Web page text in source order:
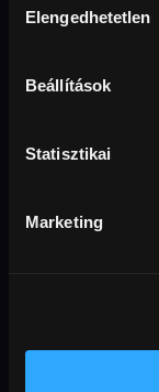
kiválasztása
Elengedhetetlen
Beállítások
Statisztikai
Marketing
AJÁNLATUNK